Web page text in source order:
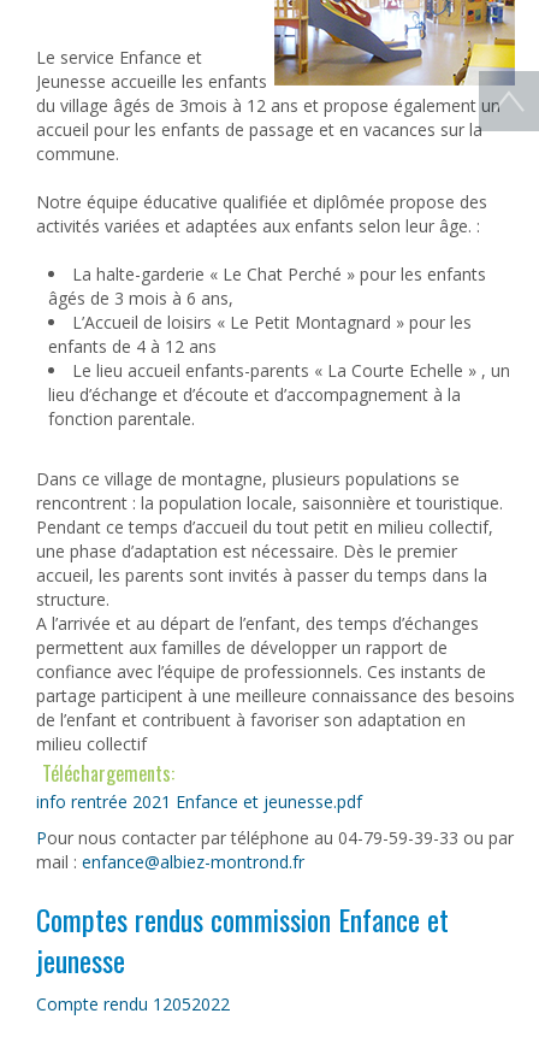
Le service Enfance et
Jeunesse accueille les enfants
du village âgés de 3mois à 12 ans et propose également un
accueil pour les enfants de passage et en vacances sur la
commune.
Notre équipe éducative qualifiée et diplômée propose des
activités variées et adaptées aux enfants selon leur âge. :
La halte-garderie « Le Chat Perché » pour les enfants
âgés de 3 mois à 6 ans,
L’Accueil de loisirs « Le Petit Montagnard » pour les
enfants de 4 à 12 ans
Le lieu accueil enfants-parents « La Courte Echelle » , un
lieu d’échange et d’écoute et d’accompagnement à la
fonction parentale.
Dans ce village de montagne, plusieurs populations se
rencontrent : la population locale, saisonnière et touristique.
Pendant ce temps d’accueil du tout petit en milieu collectif,
une phase d’adaptation est nécessaire. Dès le premier
accueil, les parents sont invités à passer du temps dans la
structure.
A l’arrivée et au départ de l’enfant, des temps d’échanges
permettent aux familles de développer un rapport de
confiance avec l’équipe de professionnels. Ces instants de
partage participent à une meilleure connaissance des besoins
de l’enfant et contribuent à favoriser son adaptation en
milieu collectif
Téléchargements:
info rentrée 2021 Enfance et jeunesse.pdf
Pour nous contacter par téléphone au 04-79-59-39-33 ou par
mail : enfance@albiez-montrond.fr
Comptes rendus commission Enfance et
jeunesse
Compte rendu 12052022